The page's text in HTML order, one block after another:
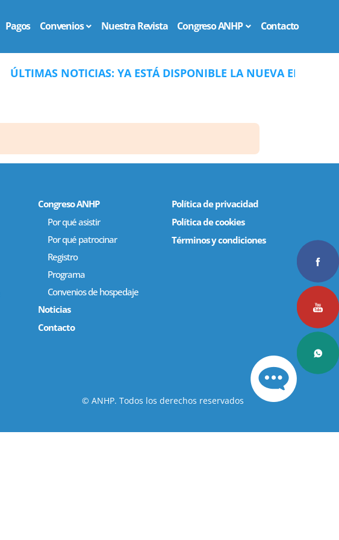
Pagos Convenios Nuestra Revista Congreso ANHP Contacto
ÚLTIMAS NOTICIAS: YA ESTÁ DISPONIBLE LA NUEVA EDICIÓN
Congreso ANHP
Por qué asistir
Por qué patrocinar
Registro
Programa
Convenios de hospedaje
Noticias
Contacto
Política de privacidad
Política de cookies
Términos y condiciones
© ANHP. Todos los derechos reservados